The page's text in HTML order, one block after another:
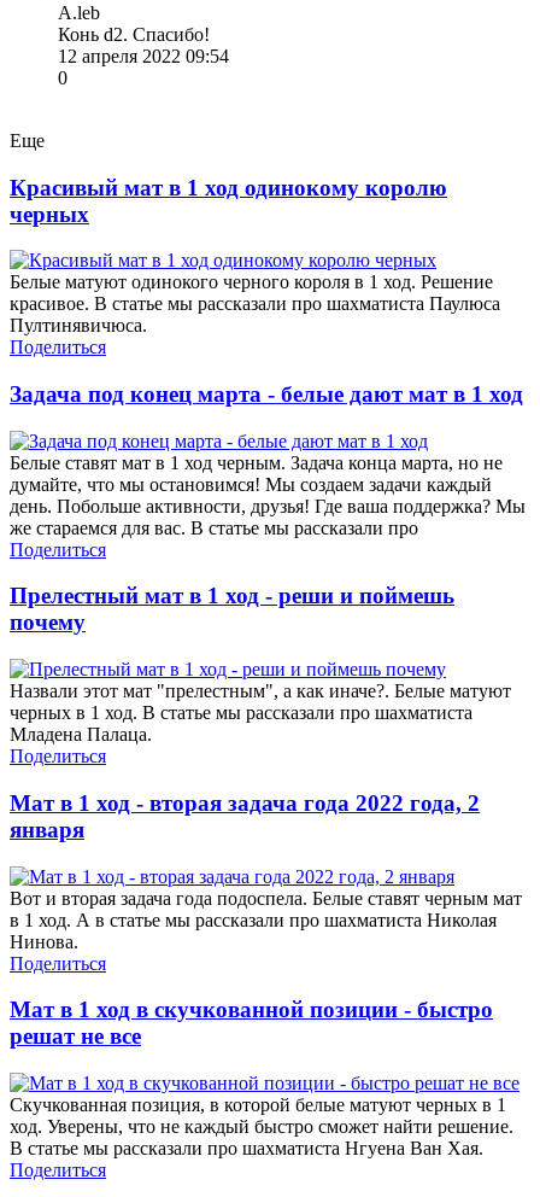
A.leb
Конь d2. Спасибо!
12 апреля 2022 09:54
0
Еще
Красивый мат в 1 ход одинокому королю
черных
Белые матуют одинокого черного короля в 1 ход. Решение
красивое. В статье мы рассказали про шахматиста Паулюса
Пултинявичюса.
Поделиться
Задача под конец марта - белые дают мат в 1 ход
Белые ставят мат в 1 ход черным. Задача конца марта, но не
думайте, что мы остановимся! Мы создаем задачи каждый
день. Побольше активности, друзья! Где ваша поддержка? Мы
же стараемся для вас. В статье мы рассказали про
Поделиться
Прелестный мат в 1 ход - реши и поймешь
почему
Назвали этот мат "прелестным", а как иначе?. Белые матуют
черных в 1 ход. В статье мы рассказали про шахматиста
Младена Палаца.
Поделиться
Мат в 1 ход - вторая задача года 2022 года, 2
января
Вот и вторая задача года подоспела. Белые ставят черным мат
в 1 ход. А в статье мы рассказали про шахматиста Николая
Нинова.
Поделиться
Мат в 1 ход в скучкованной позиции - быстро
решат не все
Скучкованная позиция, в которой белые матуют черных в 1
ход. Уверены, что не каждый быстро сможет найти решение.
В статье мы рассказали про шахматиста Нгуена Ван Хая.
Поделиться